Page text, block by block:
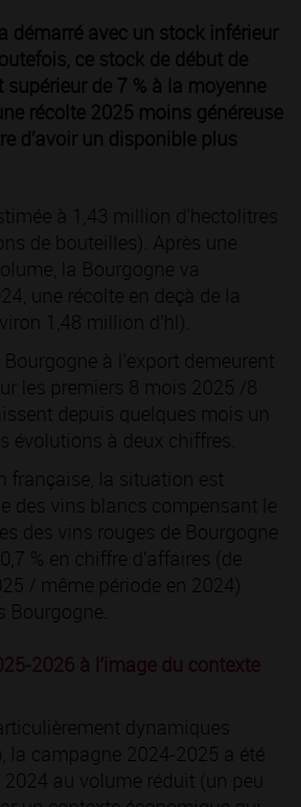
démarré avec un stock inférieur
ce stock de début de
de 7 % à la moyenne
récolte 2025 moins généreuse
d’avoir un disponible plus
à 1,43 million d’hectolitres
de bouteilles). Après une
la Bourgogne va
une récolte en deçà de la
1,48 million d’hl).
à l’export demeurent
les premiers 8 mois 2025 /8
depuis quelques mois un
évolutions à deux chiffres.
française, la situation est
des vins blancs compensant le
des vins rouges de Bourgogne
% en chiffre d’affaires (de
/ même période en 2024)
Bourgogne.
2026 à l’image du contexte
dynamiques
la campagne 2024-2025 a été
au volume réduit (un peu